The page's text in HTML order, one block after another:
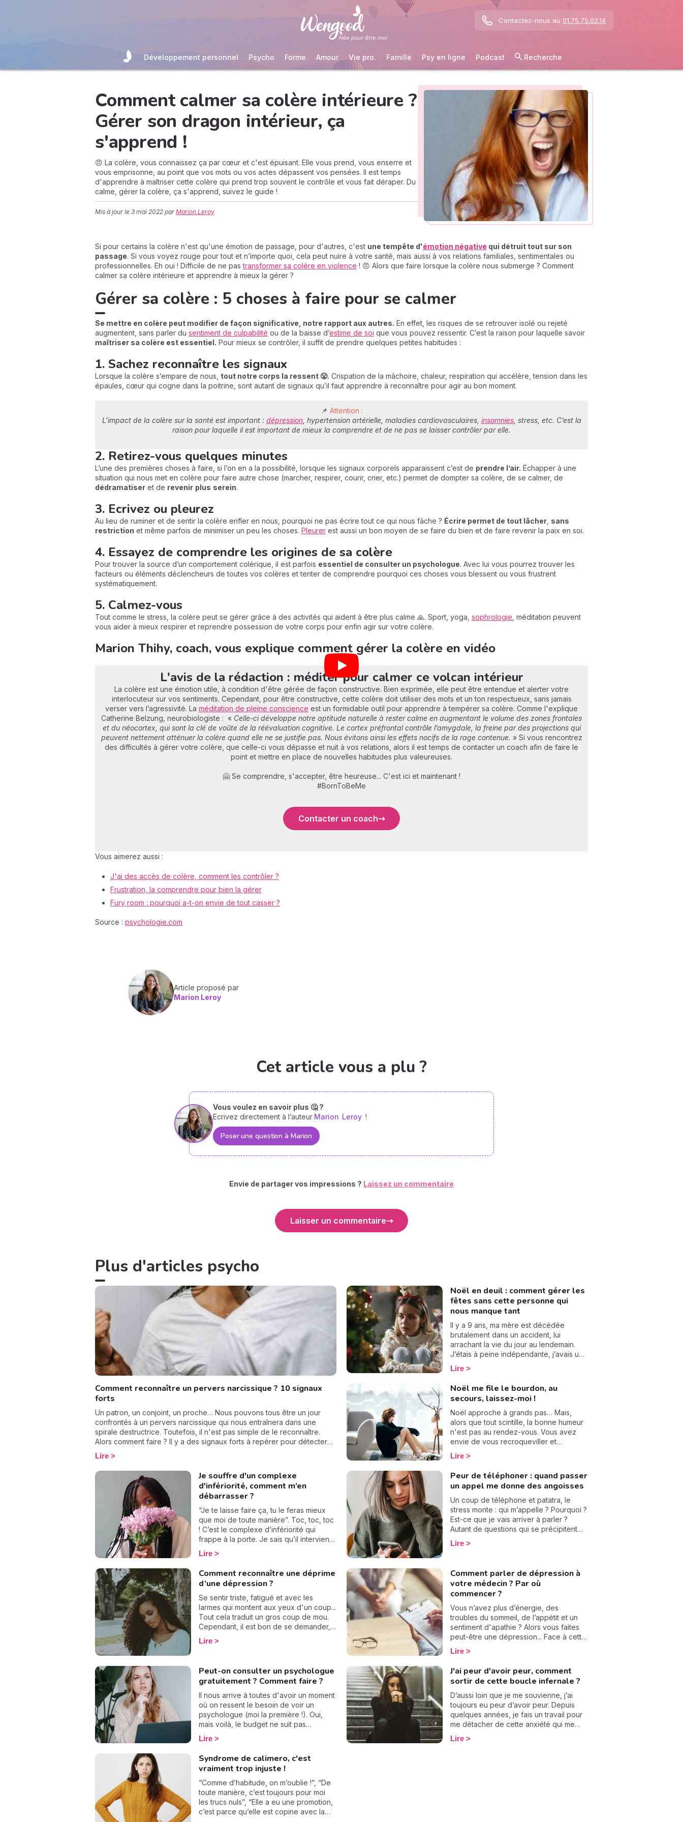
Contactez-nous au 01.75.75.02.14
Développement personnel Psycho Forme Amour Vie pro. Famille Psy en ligne Podcast Recherche
Comment calmer sa colère intérieure ?
Gérer son dragon intérieur, ça
s'apprend !
😠 La colère, vous connaissez ça par cœur et c'est épuisant. Elle vous prend, vous enserre et
vous emprisonne, au point que vos mots ou vos actes dépassent vos pensées. Il est temps
d'apprendre à maîtriser cette colère qui prend trop souvent le contrôle et vous fait déraper. Du
calme, gérer la colère, ça s'apprend, suivez le guide !
Mis à jour le 3 mai 2022 par Marion Leroy
Si pour certains la colère n'est qu'une émotion de passage, pour d'autres, c'est une tempête d'émotion négative qui détruit tout sur son
passage. Si vous voyez rouge pour tout et n’importe quoi, cela peut nuire à votre santé, mais aussi à vos relations familiales, sentimentales ou
professionnelles. Eh oui ! Difficile de ne pastransformer sa colère en violence ! 😠 Alors que faire lorsque la colère nous submerge ? Comment
calmer sa colère intérieure et apprendre à mieux la gérer ?
Gérer sa colère : 5 choses à faire pour se calmer
Se mettre en colère peut modifier de façon significative, notre rapport aux autres. En effet, les risques de se retrouver isolé ou rejeté
augmentent, sans parler du sentiment de culpabilité ou de la baisse d’estime de soi que vous pouvez ressentir. C’est la raison pour laquelle savoir
maîtriser sa colère est essentiel. Pour mieux se contrôler, il suffit de prendre quelques petites habitudes :
1. Sachez reconnaître les signaux
Lorsque la colère s’empare de nous, tout notre corps la ressent 😤. Crispation de la mâchoire, chaleur, respiration qui accélère, tension dans les
épaules, cœur qui cogne dans la poitrine, sont autant de signaux qu’il faut apprendre à reconnaître pour agir au bon moment.
📌 Attention :
L’impact de la colère sur la santé est important : dépression, hypertension artérielle, maladies cardiovasculaires, insomnies, stress, etc. C’est la
raison pour laquelle il est important de mieux la comprendre et de ne pas se laisser contrôler par elle.
2. Retirez-vous quelques minutes
L’une des premières choses à faire, si l’on en a la possibilité, lorsque les signaux corporels apparaissent c’est de prendre l’air. Échapper à une
situation qui nous met en colère pour faire autre chose (marcher, respirer, courir, crier, etc.) permet de dompter sa colère, de se calmer, de
dédramatiser et de revenir plus serein.
3. Ecrivez ou pleurez
Au lieu de ruminer et de sentir la colère enfler en nous, pourquoi ne pas écrire tout ce qui nous fâche ? Écrire permet de tout lâcher sans
restriction et même parfois de minimiser un peu les choses. Pleurer est aussi un bon moyen de se faire du bien et de faire revenir la paix en soi.
4. Essayez de comprendre les origines de sa colère
Pour trouver la source d’un comportement colérique, il est parfois essentiel de consulter un psychologue. Avec lui vous pourrez trouver les
facteurs ou éléments déclencheurs de toutes vos colères et tenter de comprendre pourquoi ces choses vous blessent ou vous frustrent
systématiquement.
5. Calmez-vous
Tout comme le stress, la colère peut se gérer grâce à des activités qui aident à être plus calme 🙏. Sport, yoga, sophrologie , méditation peuvent
vous aider à mieux respirer et reprendre possession de votre corps pour enfin agir sur votre colère.
Marion Thihy, coach, vous explique comment gérer la colère en vidéo
L'avis de la rédaction : méditer pour calmer ce volcan intérieur
La colère est une émotion utile, à condition d'être gérée de façon constructive. Bien exprimée, elle peut être entendue et alerter votre
interlocuteur sur vos sentiments. Cependant, pour être constructive, cette colère doit utiliser des mots et un ton respectueux, sans jamais
verser vers l’agressivité. La méditation de pleine conscience est un formidable outil pour apprendre à tempérer sa colère. Comme l'explique
Catherine Belzung, neurobiologiste : « Celle-ci développe notre aptitude naturelle à rester calme en augmentant le volume des zones frontales
et du néocortex, qui sont la clé de voûte de la réévaluation cognitive. Le cortex préfrontal contrôle l’amygdale, la freine par des projections qui
peuvent nettement atténuer la colère quand elle ne se justifie pas. Nous évitons ainsi les effets nocifs de la rage contenue. » Si vous rencontrez
des difficultés à gérer votre colère, que celle-ci vous dépasse et nuit à vos relations, alors il est temps de contacter un coach afin de faire le
point et mettre en place de nouvelles habitudes plus valeureuses.
🤗 Se comprendre, s'accepter, être heureuse... C'est ici et maintenant !
#BornToBeMe
Contacter un coach
Vous aimerez aussi :
J'ai des accès de colère, comment les contrôler ?
Frustration, la comprendre pour bien la gérer
Fury room : pourquoi a-t-on envie de tout casser ?
Source : psychologie.com
Article proposé par
Marion Leroy
Cet article vous a plu ?
Vous voulez en savoir plus 🤔 ?
Ecrivez directement à l’auteur Marion Leroy !
Poser une question à Marion
Envie de partager vos impressions ? Laissez un commentaire
Laisser un commentaire
Plus d'articles psycho
Comment reconnaître un pervers narcissique ? 10 signaux
forts
Un patron, un conjoint, un proche… Nous pouvons tous être un jour
confrontés à un pervers narcissique qui nous entraînera dans une
spirale destructrice. Toutefois, il n'est pas simple de le reconnaître.
Alors comment faire ? Il y a des signaux forts à repérer pour détecter
ce type d'individu dans son entourage. On en a réuni 10 pour vous les
partager afin de vous en protéger au plus vite !
Lire
Noël en deuil : comment gérer les
fêtes sans cette personne qui
nous manque tant
Il y a 9 ans, ma mère est décédée
brutalement dans un accident, lui
arrachant la vie du jour au lendemain.
J’étais à peine indépendante, j’avais une
relation très fusionnelle avec elle. Le
choc a été immense, je n’avais jamais
ressenti une telle détresse et un tel
chagrin. Il a fallu tout réapprendre et le
temps des premières fois sans elle a été
très dur. Je crois que le plus compliqué
a été de faire les fêtes de fin d’année et
de gérer son absence à Noël…
Lire
Noël me file le bourdon, au
secours, laissez-moi !
Noël approche à grands pas… Mais,
alors que tout scintille, la bonne humeur
n'est pas au rendez-vous. Vous avez
envie de vous recroqueviller et
d’attendre que l’hiver passe. Vous
n'êtes pas seul·e, chaque année de plus
en plus de Français ressentent une
certaine appréhension à l'approche des
fêtes. Je vous propose donc quelques
conseils qui, je l'espère, vous
apaiseront quelque peu.
Lire
Je souffre d'un complexe
d'infériorité, comment m’en
débarrasser ?
“Je te laisse faire ça, tu le feras mieux
que moi de toute manière”. Toc, toc, toc
! C’est le complexe d’infériorité qui
frappe à la porte. Je sais qu’il intervient
dans beaucoup de situations où je ne
m’estime pas assez bien, en
comparaison avec d’autres personnes.
Alors je préfère m’effacer... Le complexe
d’infériorité nous handicape et nous
empêche de progresser, voire de nous
épanouir. Alors comment s’en
débarrasser ? Explications.
Lire
Peur de téléphoner : quand passer
un appel me donne des angoisses
Un coup de téléphone et patatra, le
stress monte : qui m’appelle ? Pourquoi ?
Est-ce que je vais arriver à parler ?
Autant de questions qui se précipitent
dans ma tête et qui rendent mes mains
moites immédiatement. Et c’est encore
appel ! Je sais que je ne suis pas la
seule dans ce cas, beaucoup de jeunes
ont du mal à passer un coup de fil, voire,
ont carrément peur de téléphoner.
Pourquoi peut-on avoir cette anxiété ?
Comment s’en débarrasser ? À travers
mon témoignage, je vous explique.
Lire
Comment reconnaître une déprime
d’une dépression ?
Se sentir triste, fatigué et avec les
larmes qui montent aux yeux d'un coup...
Tout cela traduit un gros coup de mou.
Cependant, il est bon de se demander,
est-ce que c'est une déprime
passagère ou est-ce bien plus profond
faire le point pour différencier ces deux
états.
Lire
Comment parler de dépression à
votre médecin ? Par où
commencer ?
Vous n’avez plus d’énergie, des
troubles du sommeil, de l’appétit et un
sentiment d'apathie ? Alors vous faites
peut-être une dépression... Face à cette
détresse, vous ne pouvez pas rester
seul·e. Il faut en parler, et comme
première ligne, il pourra poser un
diagnostic et proposer un traitement.
Oui, mais comment en parler à son
médecin ? Comment mettre les mots
justes sur le mal qui vous ronge ?
Lire
Peut-on consulter un psychologue
gratuitement ? Comment faire ?
Il nous arrive à toutes d'avoir un moment
où on ressent le besoin de voir un
psychologue (moi la première !). Oui,
mais voilà, le budget ne suit pas
forcément... Eh oui, la santé mentale a
malheureusement un coût. Alors est-il
gratuitement ? Oui ! Et... non. Je vous
explique pourquoi cette double
réponse !
Lire
J'ai peur d'avoir peur, comment
sortir de cette boucle infernale ?
D’aussi loin que je me souvienne, j’ai
toujours eu peur d’avoir peur. Depuis
quelques années, je fais un travail pour
me détacher de cette anxiété qui me
paralyse d’entreprendre certaines
actions. Pendant longtemps, j’ai eu ces
Lire
Syndrome de calimero, c'est
vraiment trop injuste !
“Comme d’habitude, on m’oublie !”, “De
toute manière, c’est toujours pour moi
les trucs nuls”, “Elle a eu une promotion,
c’est parce qu’elle est copine avec la